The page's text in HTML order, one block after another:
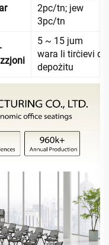
2pc/tn; jew
3pc/tn
5 ~ 15 jum
wara li tirċievi d-
depożitu